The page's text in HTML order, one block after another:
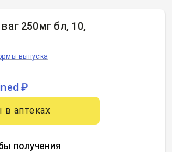
250мг бл, 10,
выпуска
₽
в аптеках
получения